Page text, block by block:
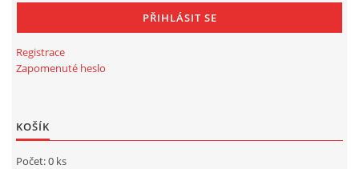
Registrace
Zapomenuté heslo
KOŠÍK
Počet: 0 ks